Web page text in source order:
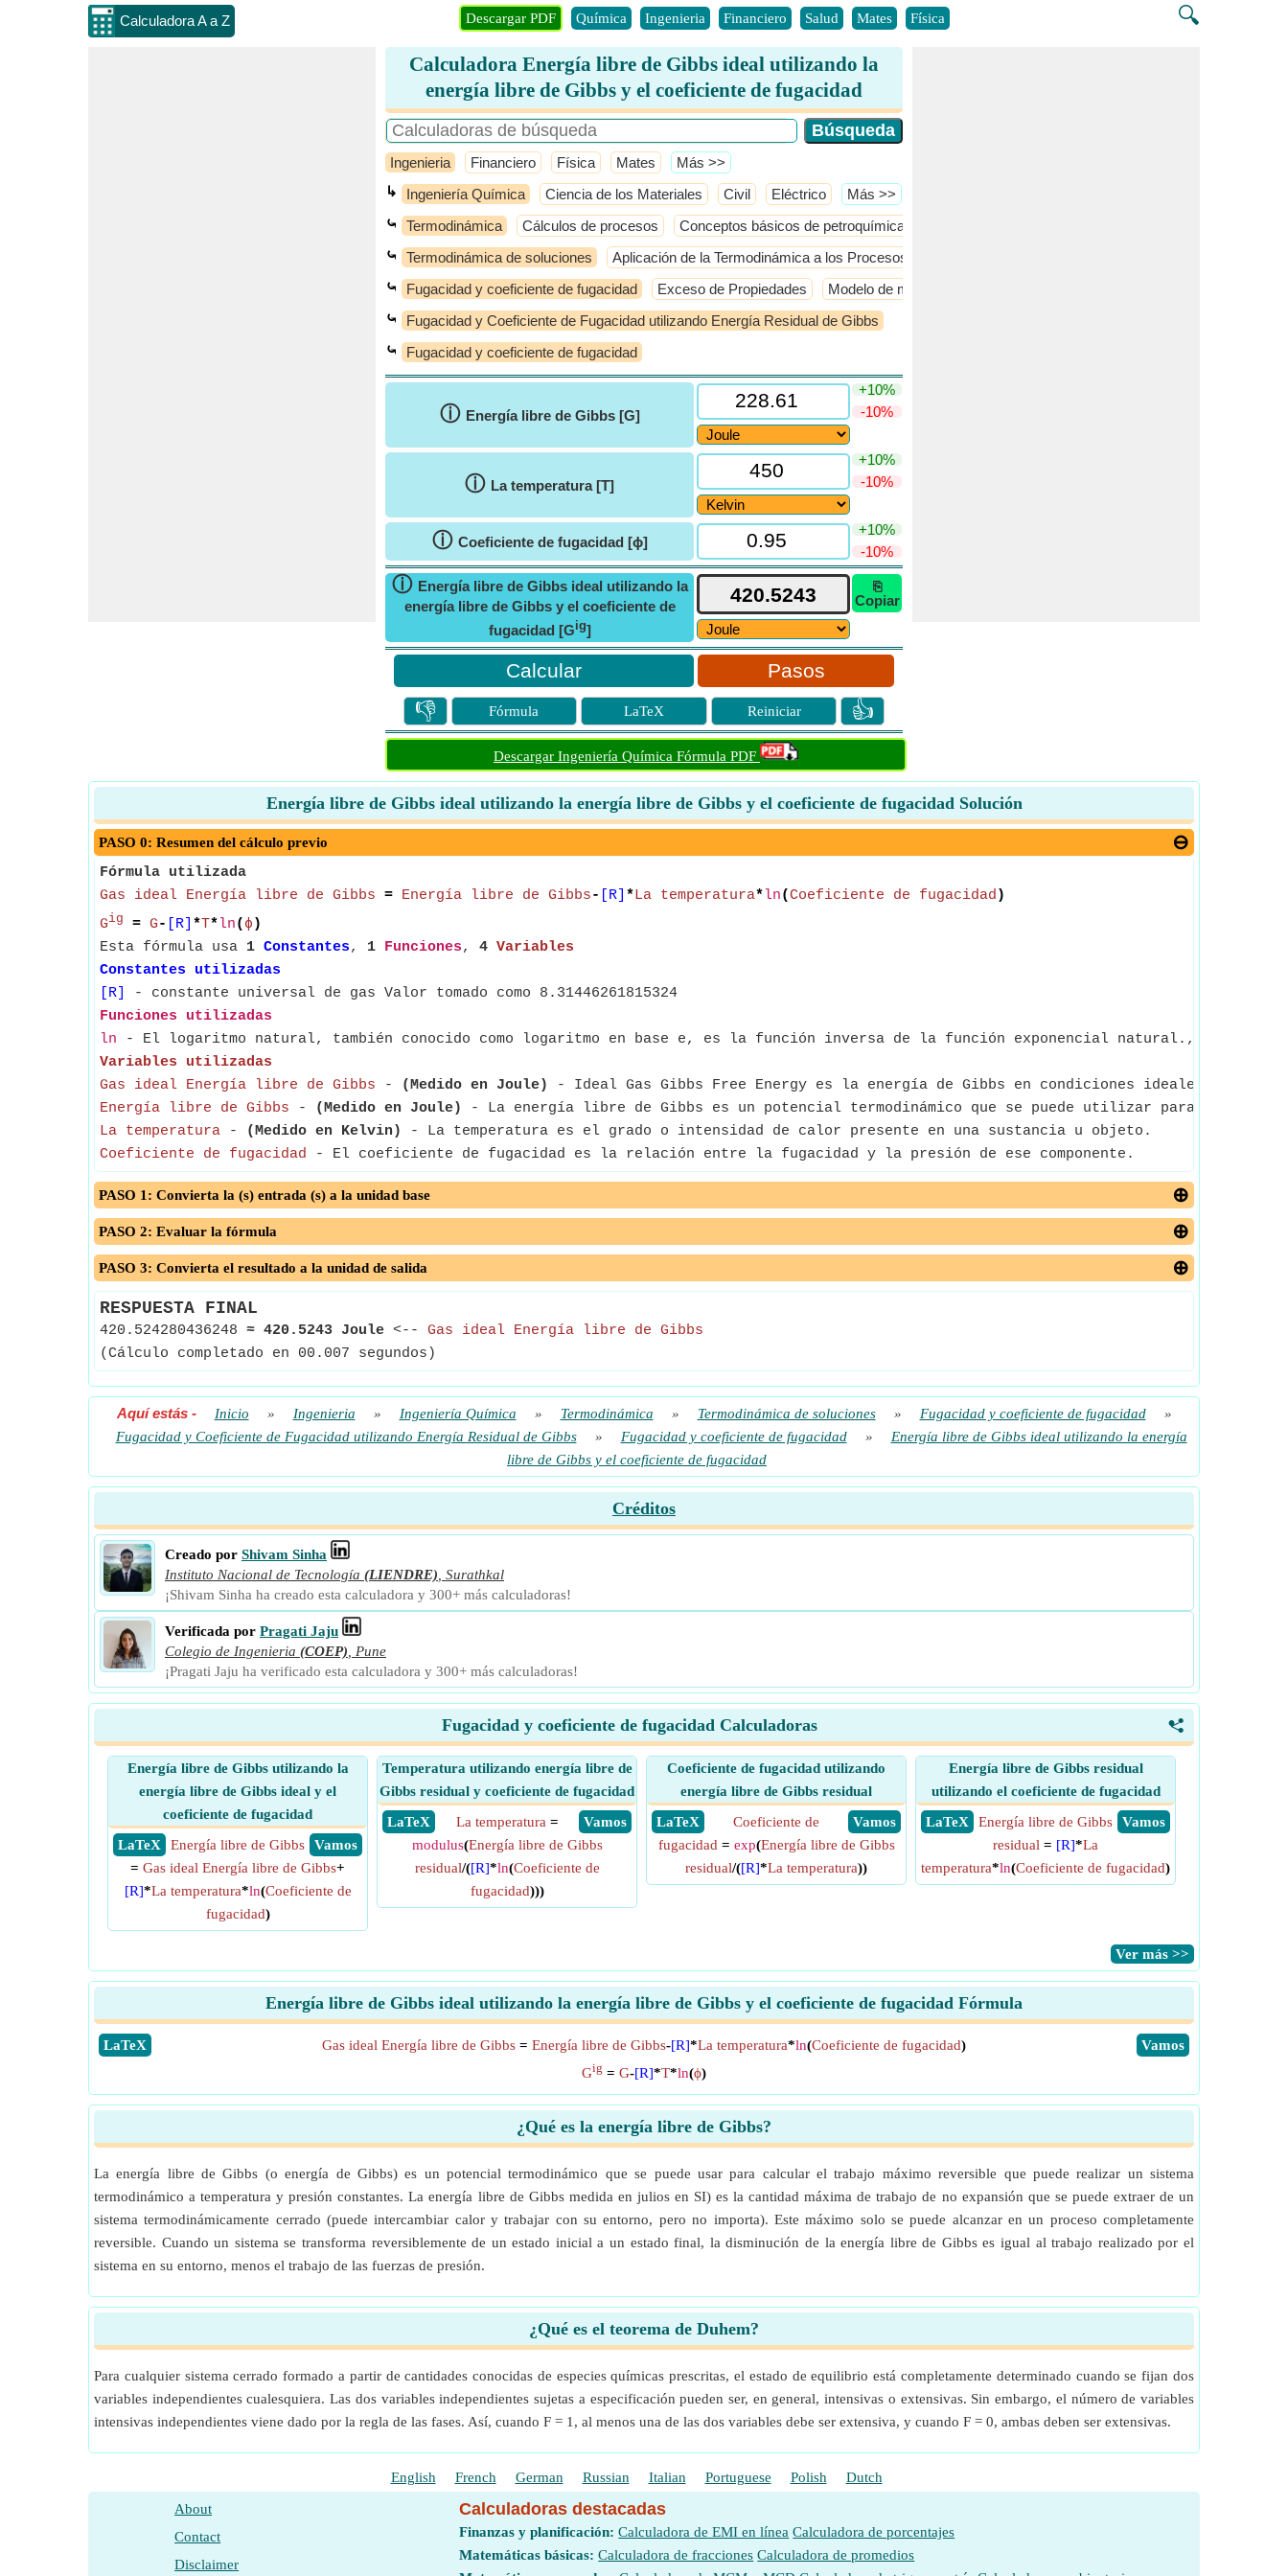
Calculadora A a Z 🔍
Descargar PDF Química Ingenieria Financiero Salud Mates Física
Calculadora Energía libre de Gibbs ideal utilizando la
energía libre de Gibbs y el coeficiente de fugacidad
Ingenieria Financiero Física Mates ​Más >>
↳ Ingeniería Química Ciencia de los Materiales Civil Eléctrico ​Más >>
⤿ Termodinámica Cálculos de procesos Conceptos básicos de petroquímica
⤿ Termodinámica de soluciones Aplicación de la Termodinámica a los Procesos de Flujo
⤿ Fugacidad y coeficiente de fugacidad Exceso de Propiedades Modelo de mezcla de gases ideales
⤿ Fugacidad y Coeficiente de Fugacidad utilizando Energía Residual de Gibbs
⤿ Fugacidad y coeficiente de fugacidad
ⓘ Energía libre de Gibbs [G]
+10%
-10%
ⓘ La temperatura [T]
+10%
-10%
ⓘ Coeficiente de fugacidad [ϕ]
+10%
-10%
ⓘ Energía libre de Gibbs ideal utilizando la
energía libre de Gibbs y el coeficiente de
fugacidad [Gig]
⎘
Copiar
Pasos
👎 Fórmula LaTeX Reiniciar 👍
Descargar Ingeniería Química Fórmula PDF
Energía libre de Gibbs ideal utilizando la energía libre de Gibbs y el coeficiente de fugacidad Solución
PASO 0: Resumen del cálculo previo
Fórmula utilizada
Gas ideal Energía libre de Gibbs = Energía libre de Gibbs- [R] *La temperatura*ln(Coeficiente de fugacidad )
Gig = G- [R] *T*ln( ϕ )
Esta fórmula usa 1 Constantes, 1 Funciones, 4 Variables
Constantes utilizadas
[R]
- constante universal de gas Valor tomado como 8.31446261815324
Funciones utilizadas
ln - El logaritmo natural, también conocido como logaritmo en base e, es la función inversa de la función exponencial natural.,
Variables utilizadas
Gas ideal Energía libre de Gibbs - (Medido en Joule)
- Ideal Gas Gibbs Free Energy es la energía de Gibbs en condiciones ideales.
Energía libre de Gibbs - (Medido en Joule)
- La energía libre de Gibbs es un potencial termodinámico que se puede utilizar para calcular
La temperatura - (Medido en Kelvin)
- La temperatura es el grado o intensidad de calor presente en una sustancia u objeto.
Coeficiente de fugacidad - El coeficiente de fugacidad es la relación entre la fugacidad y la presión de ese componente.
PASO 1: Convierta la (s) entrada (s) a la unidad base
PASO 2: Evaluar la fórmula
PASO 3: Convierta el resultado a la unidad de salida
RESPUESTA FINAL
420.524280436248 ≈ 420.5243 Joule <-- Gas ideal Energía libre de Gibbs
(Cálculo completado en 00.007 segundos)
Aquí estás- Inicio » Ingenieria » Ingeniería Química » Termodinámica » Termodinámica de soluciones » Fugacidad y coeficiente de fugacidad
»
Fugacidad y Coeficiente de Fugacidad utilizando Energía Residual de Gibbs
» Fugacidad y coeficiente de fugacidad »
Energía libre de Gibbs ideal utilizando la energía
libre de Gibbs y el coeficiente de fugacidad
Créditos
Creado por Shivam Sinha
Instituto Nacional de Tecnología (LIENDRE) Surathkal
¡Shivam Sinha ha creado esta calculadora y 300+ más calculadoras!
Verificada por Pragati Jaju
Colegio de Ingenieria (COEP)
Pune
¡Pragati Jaju ha verificado esta calculadora y 300+ más calculadoras!
<
Fugacidad y coeficiente de fugacidad Calculadoras
Energía libre de Gibbs utilizando la
energía libre de Gibbs ideal y el
coeficiente de fugacidad
​ LaTeX
​ Vamos
Energía libre de Gibbs
= Gas ideal Energía libre de Gibbs+
[R]*La temperatura*ln(Coeficiente de
fugacidad)
Temperatura utilizando energía libre de
Gibbs residual y coeficiente de fugacidad
​ LaTeX
​ Vamos
La temperatura =
modulus(Energía libre de Gibbs
residual/([R]*ln(Coeficiente de
fugacidad)))
Coeficiente de fugacidad utilizando
energía libre de Gibbs residual
​ LaTeX
​ Vamos
Coeficiente de
fugacidad = exp(Energía libre de Gibbs
residual/([R]*La temperatura))
Energía libre de Gibbs residual
utilizando el coeficiente de fugacidad
​ LaTeX
​ Vamos
Energía libre de Gibbs
residual = [R]*La
temperatura*ln(Coeficiente de fugacidad)
​Ver más >>
Energía libre de Gibbs ideal utilizando la energía libre de Gibbs y el coeficiente de fugacidad Fórmula
​LaTeX ​Vamos
Gas ideal Energía libre de Gibbs = Energía libre de Gibbs-[R]*La temperatura*ln(Coeficiente de fugacidad)
Gig = G-[R]*T*ln(ϕ)
¿Qué es la energía libre de Gibbs?
La energía libre de Gibbs (o energía de Gibbs) es un potencial termodinámico que se puede usar para calcular el trabajo máximo reversible que puede realizar un sistema
termodinámico a temperatura y presión constantes. La energía libre de Gibbs medida en julios en SI) es la cantidad máxima de trabajo de no expansión que se puede extraer de un
sistema termodinámicamente cerrado (puede intercambiar calor y trabajar con su entorno, pero no importa). Este máximo solo se puede alcanzar en un proceso completamente
reversible. Cuando un sistema se transforma reversiblemente de un estado inicial a un estado final, la disminución de la energía libre de Gibbs es igual al trabajo realizado por el
sistema en su entorno, menos el trabajo de las fuerzas de presión.
¿Qué es el teorema de Duhem?
Para cualquier sistema cerrado formado a partir de cantidades conocidas de especies químicas prescritas, el estado de equilibrio está completamente determinado cuando se fijan dos
variables independientes cualesquiera. Las dos variables independientes sujetas a especificación pueden ser, en general, intensivas o extensivas. Sin embargo, el número de variables
intensivas independientes viene dado por la regla de las fases. Así, cuando F = 1, al menos una de las dos variables debe ser extensiva, y cuando F = 0, ambas deben ser extensivas.
English French German Russian Italian Portuguese Polish Dutch
About
Contact
Disclaimer
Calculadoras destacadas
Finanzas y planificación: Calculadora de EMI en línea Calculadora de porcentajes
Matemáticas básicas: Calculadora de fracciones Calculadora de promedios